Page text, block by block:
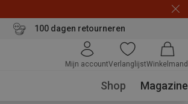
100 dagen retourneren
Mijn accountVerlanglijstWinkelmand
Shop Magazine